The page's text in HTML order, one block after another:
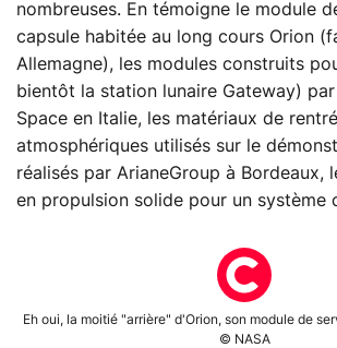
nombreuses. En témoigne le module
capsule habitée au long cours Orion
Allemagne), les modules construits
bientôt la station lunaire Gateway) par
Space en Italie, les matériaux de
atmosphériques utilisés sur le
réalisés par ArianeGroup à Bordeaux,
en propulsion solide pour un système
Eh oui, la moitié "arrière" d'Orion, son module de
© NASA